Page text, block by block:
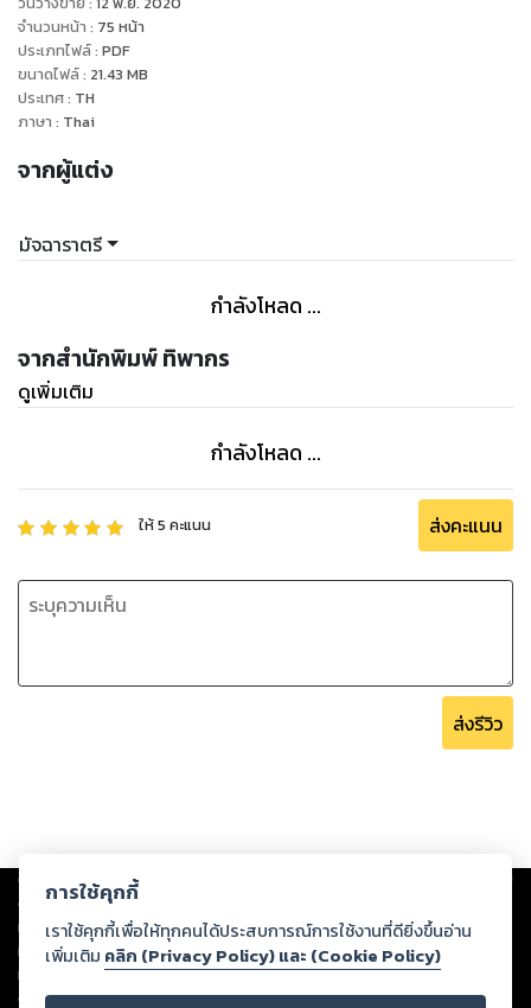
จำนวนหน้า : 75 หน้า
ประเภทไฟล์: PDF
ขนาดไฟล์: 21.43 MB
ประเทศ: TH
ภาษา : Thai
จากผู้แต่ง
มัจฉาราตรี
กำลังโหลด ...
จากสำนักพิมพ์ ทิพากร
ดูเพิ่มเติม
กำลังโหลด ...
ให้5 คะแนน ส่งคะแนน
ส่งรีวิว
Copyright © 2026
ต่อผลงานหรือเนื้อหาใดที่อัปโหลดผ่านเว็บไซต์และปรากฏว่าละเมิดสิทธิใน
ทรัพย์สินทางปัญญาของบุคคลอื่นหรือขัดต่อกฎหมายและศีลธรรม ดังนั้น ผู้อ่าน
ทุกท่านโปรดใช้วิจารณญาณในการกลั่นกรองด้วยตนเอง และหากท่านพบว่าส่วน
หนึ่งส่วนใดขัดต่อกฎหมายและศีลธรรม กรุณาแจ้งมายังบริษัท เพื่อทีมงานจะได้
ดำเนินการในทันที ทั้งนี้ ทางสตอรี่ล็อกขอสงวนลิขสิทธิ์ตามพระราชบัญญัติ
การใช้คุกกี้
เราใช้คุกกี้เพื่อให้ทุกคนได้ประสบการณ์การใช้งานที่ดียิ่งขึ้นอ่าน
เพิ่มเติม คลิก (Privacy Policy) และ (Cookie Policy)